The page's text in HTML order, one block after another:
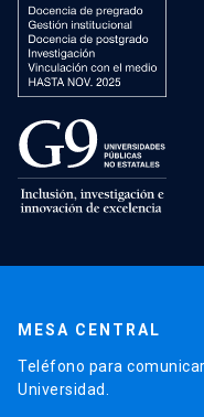
MESA CENTRAL
Teléfono para
Universidad.